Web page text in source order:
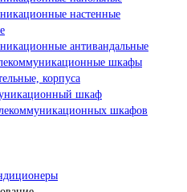
настенные
антивандальные
шкафы
корпуса
шкаф
шкафов